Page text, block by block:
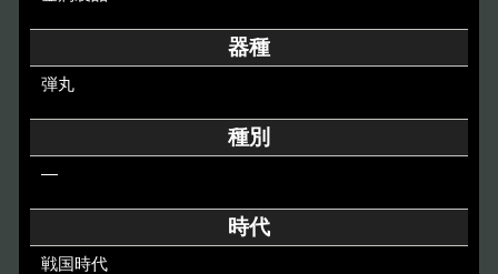
イベント
デジタルアーカイブ Digital Archive
器種
弾丸
種別
―
時代
戦国時代